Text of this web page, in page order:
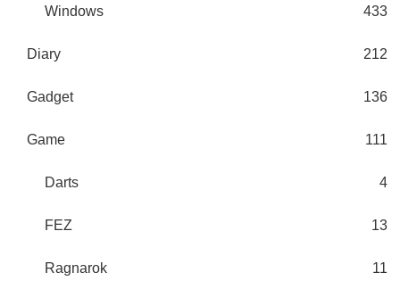
Windows 433
Diary 212
Gadget 136
Game 111
Darts 4
FEZ 13
Ragnarok 11